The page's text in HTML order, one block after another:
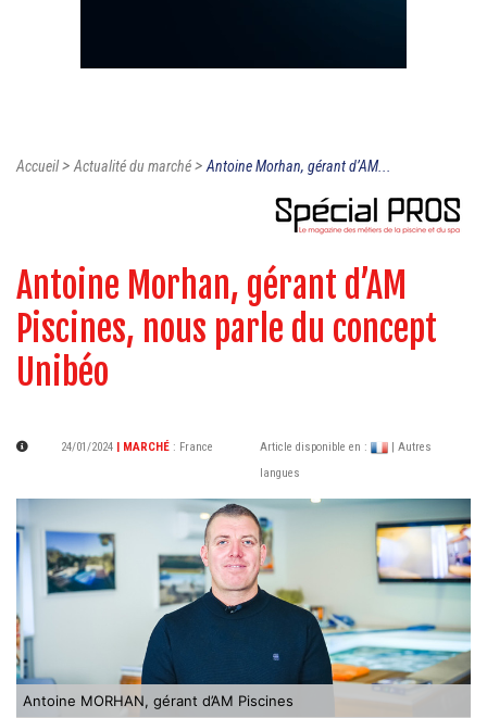
Accueil>Actualité du marché>Antoine Morhan, gérant d’AM...
Antoine Morhan, gérant d’AM
Piscines, nous parle du concept
Unibéo
24/01/2024 | MARCHÉ : France Article disponible en :
| Autres
langues
Antoine MORHAN, gérant d’AM Piscines